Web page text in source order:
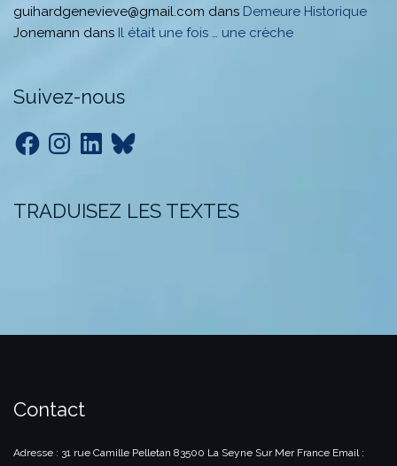
guihardgenevieve@gmail.com dans Demeure Historique
Jonemann dans Il était une fois … une crèche
Suivez-nous
FacebookInstagramLinkedInBluesky
TRADUISEZ LES TEXTES
Contact
Adresse : 31 rue Camille Pelletan 83500 La Seyne Sur MerFrance Email :